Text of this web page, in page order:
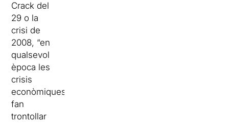
Crack del
29 o la
crisi de
2008, “en
qualsevol
època les
crisis
econòmiques
fan
trontollar